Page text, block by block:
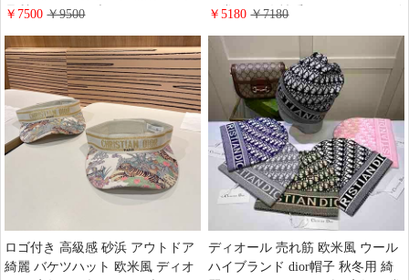
品質 コットン ブランド シャネル
け帽子 売れ筋 送料無料
￥7500￥9500
日常 ツバ 女性愛用 コットン ロゴ
ャップ スポーツ アウトドア
￥5180￥7180
ロゴ付き 高級感 砂浜 アウトドア
綺麗 バケツハット 欧米風 ディオ
ディオール 売れ筋 欧米風 ウール
ハイブランド dior帽子 秋冬用 綺